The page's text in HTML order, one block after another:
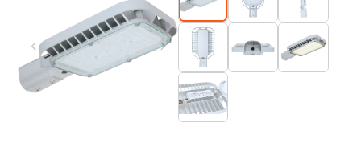
サステナビリティ
株主・投資家情報